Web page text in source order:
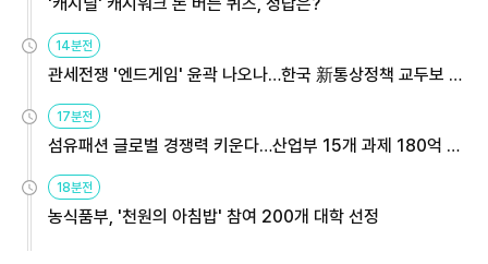
14분전
관세전쟁 '엔드게임' 윤곽 나오나…한국 新통상정책 교두보 활
용해야
17분전
섬유패션 글로벌 경쟁력 키운다…산업부 15개 과제 180억 지
원
18분전
농식품부, '천원의 아침밥' 참여 200개 대학 선정